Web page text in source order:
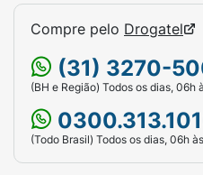
Compre pelo Drogatel
(31) 3270-
(BH e Região) Todos os dias, 06h
(Todo Brasil) Todos os dias, 06h